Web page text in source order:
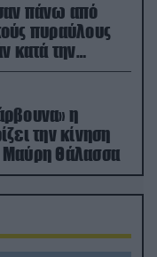
πάνω από
πυραύλους
κατά την
η
την κίνηση
Θάλασσα